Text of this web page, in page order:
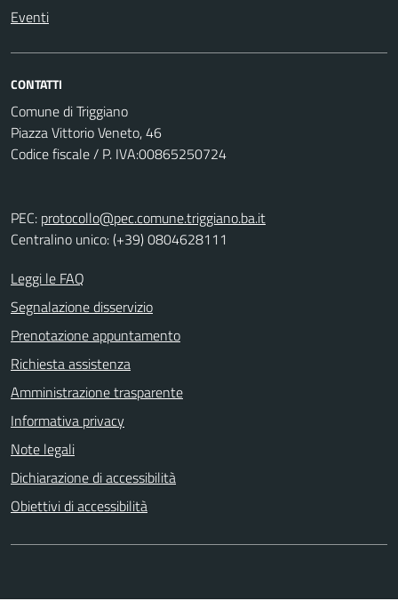
Eventi
CONTATTI
Comune di Triggiano
Piazza Vittorio Veneto, 46
Codice fiscale / P. IVA:00865250724
PEC: protocollo@pec.comune.triggiano.ba.it
Centralino unico: (+39) 0804628111
Leggi le FAQ
Segnalazione disservizio
Prenotazione appuntamento
Richiesta assistenza
Amministrazione trasparente
Informativa privacy
Note legali
Dichiarazione di accessibilità
Obiettivi di accessibilità